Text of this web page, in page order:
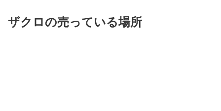
ザクロの売っている場所